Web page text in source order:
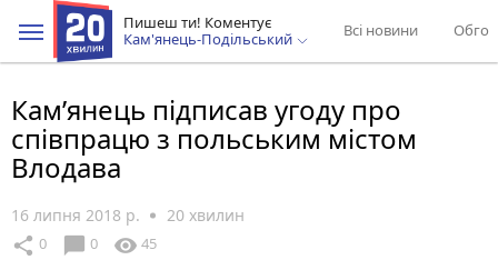
Пишеш ти! Коментує
Кам'янець-Подільський
Всі новини
Кам’янець підписав угоду про
співпрацю з польським містом
Влодава
16 липня 2018 р. 20 хвилин
share 0 chat_bubble 0 visibility 45